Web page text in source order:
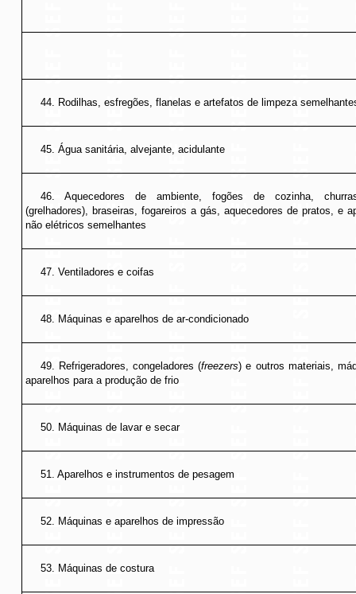
44. Rodilhas, esfregões, flanelas e artefatos de limpeza
45. Água sanitária, alvejante, acidulante
46. Aquecedores de ambiente, fogões de cozinha,
(grelhadores), braseiras, fogareiros a gás, aquecedores de pratos, e
não elétricos semelhantes
47. Ventiladores e coifas
48. Máquinas e aparelhos de ar-condicionado
49. Refrigeradores, congeladores (freezers) e outros materiais,
aparelhos para a produção de frio
50. Máquinas de lavar e secar
51. Aparelhos e instrumentos de pesagem
52. Máquinas e aparelhos de impressão
53. Máquinas de costura